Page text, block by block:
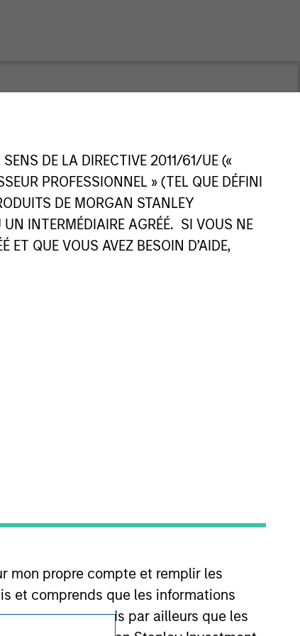
DE LA DIRECTIVE 2011/61/UE («
PROFESSIONNEL » (TEL QUE DÉFINI
DE MORGAN STANLEY
INTERMÉDIAIRE AGRÉÉ. SI VOUS NE
QUE VOUS AVEZ BESOIN D’AIDE,
mon propre compte et remplir les
et comprends que les informations
Je comprends par ailleurs que les